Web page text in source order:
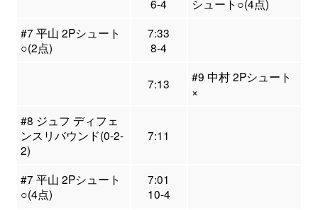
6-4
シュート○(4点)
#7 平山 2Pシュート
○(2点)
7:33
8-4
7:13
#9 中村 2Pシュート
×
#8 ジュフ ディフェ
ンスリバウンド(0-2-
2)
7:11
#7 平山 2Pシュート
○(4点)
7:01
10-4